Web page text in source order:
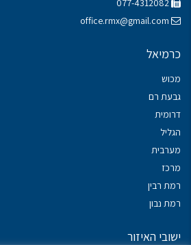
office.rmx@gmail.com
כרמיאל
מכוש
גבעת רם
דרומית
הגליל
מערבית
מרכז
רמת רבין
רמת נבון
ישובי האיזור